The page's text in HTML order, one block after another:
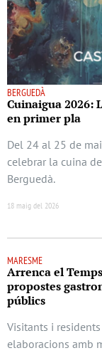
BERGUEDÀ
Cuinaigua 2026:
en primer pla
Del 24 al 25 de
celebrar la cuina
Berguedà.
18 maig del 2026
MARESME
Arrenca el
propostes
públics
Visitants i
elaboracions amb